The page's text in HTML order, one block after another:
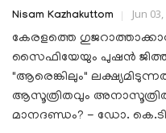
Nisam Kazhakuttom
Jun
കേരളത്തെ
സൈഫിയേയും പുഷൻ
"ആരെങ്കിലും"
ആസൂത്രിതവും
മാനദണ്ഡം? - ഡോ.